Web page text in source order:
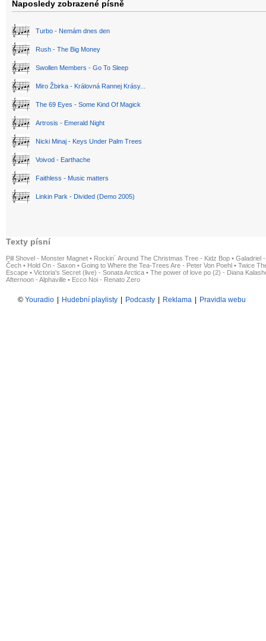
Naposledy zobrazené písně
Turbo - Nemám dnes den
Rush - The Big Money
Swollen Members - Go To Sleep
Miro Žbirka - Královná Rannej Krásy...
The 69 Eyes - Some Kind Of Magick
Artrosis - Emerald Night
Nicki Minaj - Keys Under Palm Trees
Voivod - Earthache
Faithless - Music matters
Linkin Park - Divided (Demo 2005)
Texty písní
Pill Shovel - Monster Magnet • Rockin´ Around The Christmas Tree - Kidz Bop • Galadriel
Čech • Hold On - Saxon • Going to Where the Tea-Trees Are - Peter Von Poehl • Twice
Escape • Victoria's Secret (live) - Sonata Arctica • The power of love po (2) - Diana
Afternoon - Alphaville • Ecco Noi - Renato Zero
© Youradio Hudební playlisty Podcasty Reklama Pravidla webu